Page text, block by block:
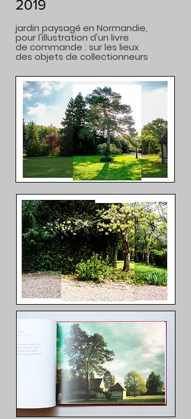
2019
jardin paysagé en Normandie,
pour l'illustration d'un livre
de commande : sur les lieux
des objets de collectionneurs